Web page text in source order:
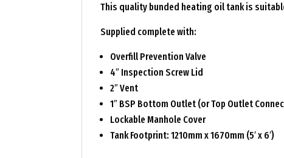
This quality bunded heating oil tank is
Supplied complete with:
Overfill Prevention Valve
4″ Inspection Screw Lid
2″ Vent
1″ BSP Bottom Outlet (or Top Outlet
Lockable Manhole Cover
Tank Footprint: 1210mm x 1670mm (5′ x 6′)